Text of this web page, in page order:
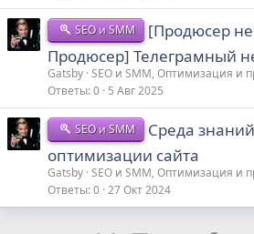
SEO и SMM
[Продюсер
Продюсер] Телеграмный
Gatsby SEO и SMM, Оптимизация и
Ответы 0 5 Авг 2025
SEO и SMM
Среда
оптимизации сайта
Gatsby SEO и SMM, Оптимизация и
Ответы 0 27 Окт 2024